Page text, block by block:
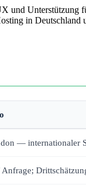
und
in
— internationaler